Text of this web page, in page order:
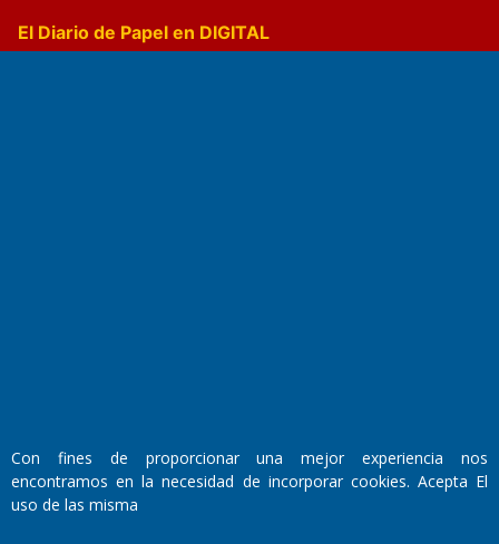
El Diario de Papel en DIGITAL
Director Periodístico:
Walter René Goñi
Con fines de proporcionar una mejor experiencia nos
encontramos en la necesidad de incorporar cookies. Acepta El
uso de las misma